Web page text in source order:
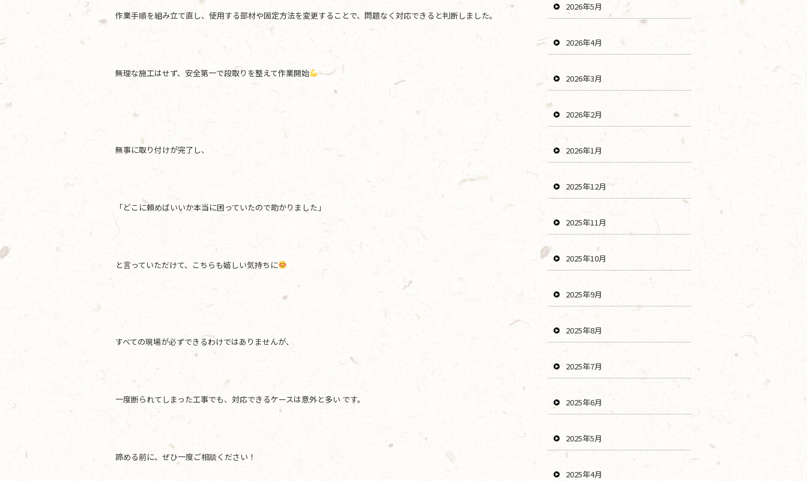
作業手順を組み立て直し、使用する部材や固定方法を変更することで、問題なく対応できると判断しました。
無理な施工はせず、安全第一で段取りを整えて作業開始
無事に取り付けが完了し、
「どこに頼めばいいか本当に困っていたので助かりました」
と言っていただけて、こちらも嬉しい気持ちに
すべての現場が必ずできるわけではありませんが、
一度断られてしまった工事でも、対応できるケースは意外と多い です。
諦める前に、ぜひ一度ご相談ください！
2026年5月
2026年4月
2026年3月
2026年2月
2026年1月
2025年12月
2025年11月
2025年10月
2025年9月
2025年8月
2025年7月
2025年6月
2025年5月
2025年4月